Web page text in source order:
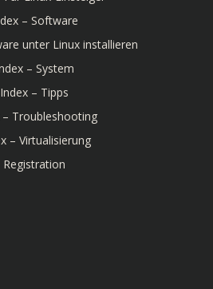
– Software
unter Linux installieren
– System
Index – Tipps
– Troubleshooting
– Virtualisierung
Registration